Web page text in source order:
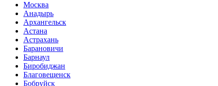
Москва
Анадырь
Архангельск
Астана
Астрахань
Барановичи
Барнаул
Биробиджан
Благовещенск
Бобруйск